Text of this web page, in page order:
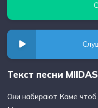
Текст песни
Они набирают Каме